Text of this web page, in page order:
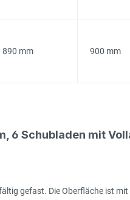
890 mm 900 mm
6 Schubladen mit
gefast. Die Oberfläche ist